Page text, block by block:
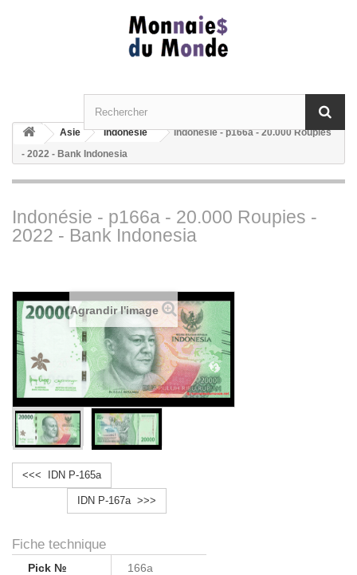
Asie Indonésie
Indonésie - p166a - 20.000 Roupies
- 2022 - Bank Indonesia
Indonésie - p166a - 20.000 Roupies -
2022 - Bank Indonesia
Agrandir l'image
<<< IDN P-165a
IDN P-167a >>>
Fiche technique
Pick № 166a